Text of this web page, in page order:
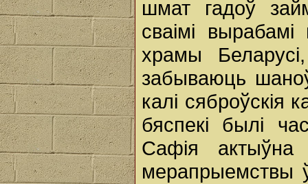
шмат гадоў
сваімі
храмы
забываюць
калі сяброўскія
бяспекі былі
Сафія актыўна
мерапрыемствы